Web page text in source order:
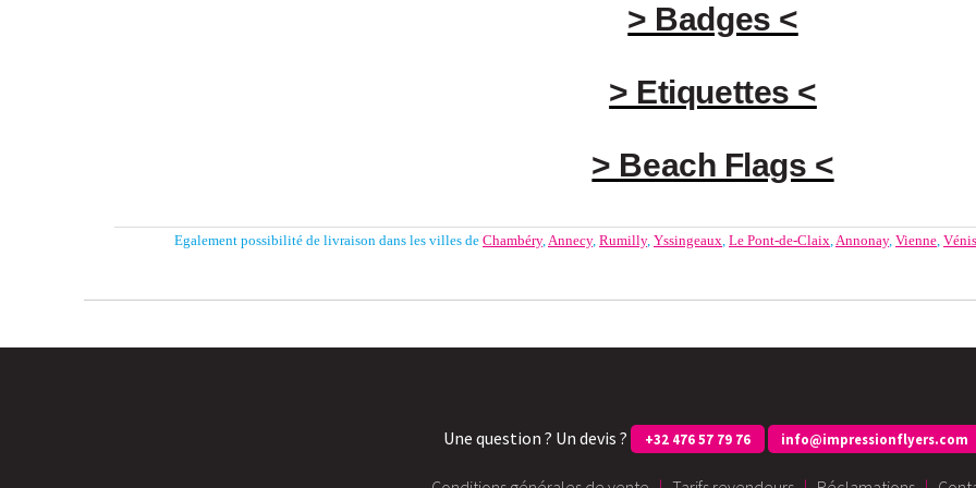
> Badges <
> Etiquettes <
> Beach Flags <
Egalement possibilité de livraison dans les villes de Chambéry,Annecy, Rumilly, Yssingeaux, Le Pont-de-Claix,Annonay, Vienne,
Une question ? Un devis ? +32 476 57 79 76 info@impressionflyers.com